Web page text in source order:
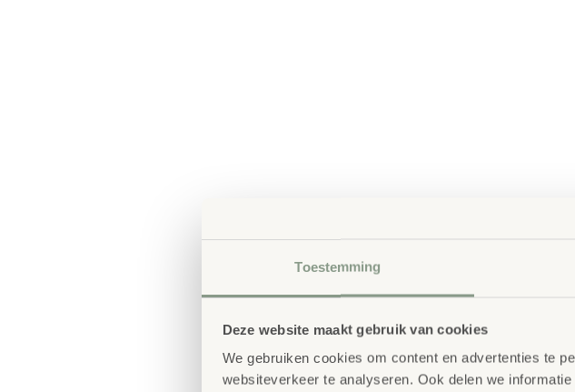
Toestemming
Deze website maakt gebruik van cookies
We gebruiken cookies om content en advertenties te
websiteverkeer te analyseren. Ook delen we